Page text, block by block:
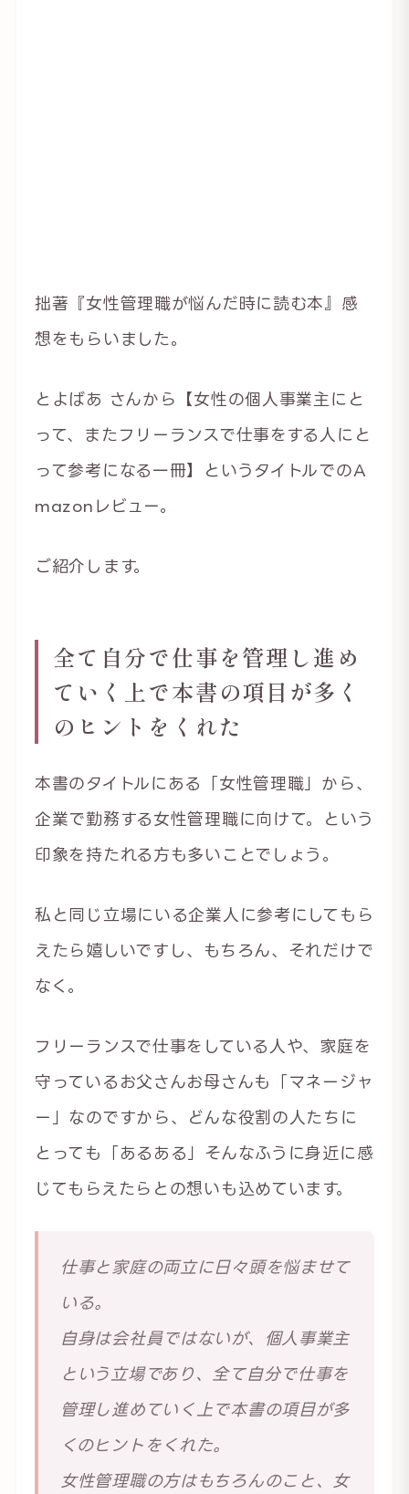
拙著『女性管理職が悩んだ時に読む本』感
想をもらいました。
とよばあ さんから【女性の個人事業主にと
って、またフリーランスで仕事をする人にと
って参考になる一冊】というタイトルでのA
mazonレビュー。
ご紹介します。
全て自分で仕事を管理し進め
ていく上で本書の項目が多く
のヒントをくれた
本書のタイトルにある「女性管理職」から、
企業で勤務する女性管理職に向けて。という
印象を持たれる方も多いことでしょう。
私と同じ立場にいる企業人に参考にしてもら
えたら嬉しいですし、もちろん、それだけで
なく。
フリーランスで仕事をしている人や、家庭を
守っているお父さんお母さんも「マネージャ
ー」なのですから、どんな役割の人たちに
とっても「あるある」そんなふうに身近に感
じてもらえたらとの想いも込めています。
仕事と家庭の両立に日々頭を悩ませて
いる。
自身は会社員ではないが、個人事業主
という立場であり、全て自分で仕事を
管理し進めていく上で本書の項目が多
くのヒントをくれた。
女性管理職の方はもちろんのこと、女